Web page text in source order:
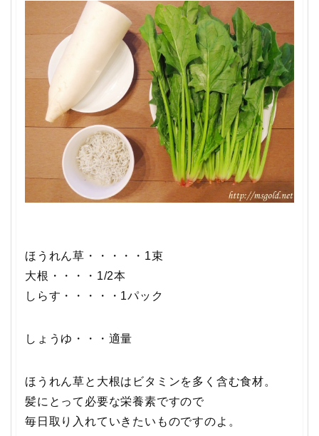
ほうれん草・・・・・1束
大根・・・・1/2本
しらす・・・・・1パック
しょうゆ・・・適量
ほうれん草と大根はビタミンを多く含む食材。
髪にとって必要な栄養素ですので
毎日取り入れていきたいものですのよ。